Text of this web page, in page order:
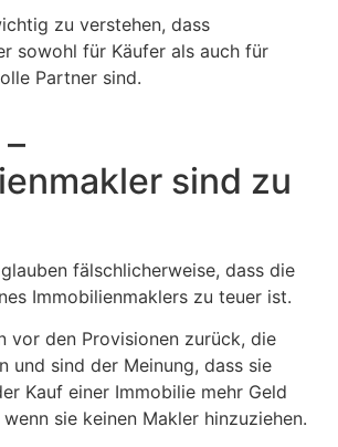
zu verstehen, dass
sowohl für Käufer als auch für
Partner sind.
sind zu
fälschlicherweise, dass die
Immobilienmaklers zu teuer ist.
vor den Provisionen zurück, die
und sind der Meinung, dass sie
Kauf einer Immobilie mehr Geld
sie keinen Makler hinzuziehen.